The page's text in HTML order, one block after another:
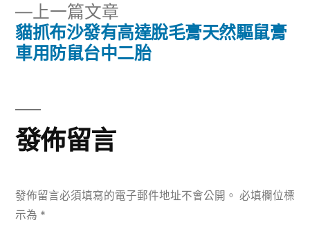
導
覽
上一篇文章
一
篇
貓抓布沙發有高達脫毛膏天然驅鼠膏
車用防鼠台中二胎
發佈留言
發佈留言必須填寫的電子郵件地址不會公開。 必填欄位標
示為 *